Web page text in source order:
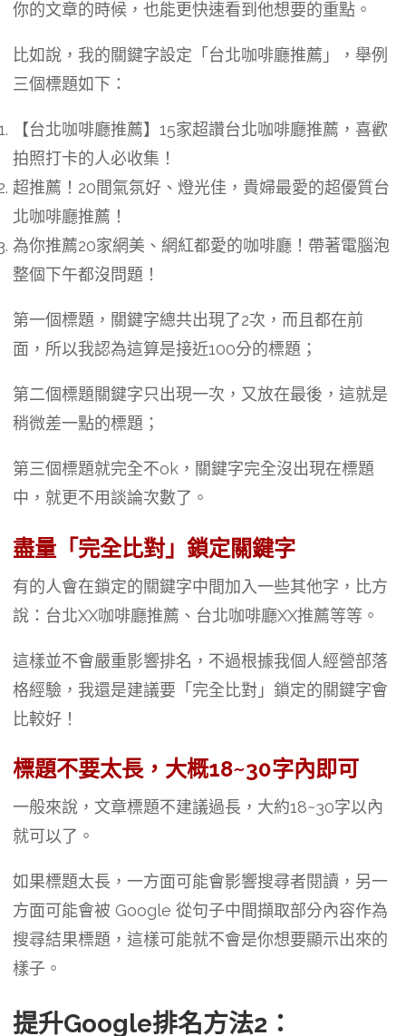
你的文章的時候，也能更快速看到他想要的重點。
比如說，我的關鍵字設定「台北咖啡廳推薦」，舉例
三個標題如下：
【台北咖啡廳推薦】15家超讚台北咖啡廳推薦，喜歡
拍照打卡的人必收集！
超推薦！20間氣氛好、燈光佳，貴婦最愛的超優質台
北咖啡廳推薦！
為你推薦20家網美、網紅都愛的咖啡廳！帶著電腦泡
整個下午都沒問題！
第一個標題，關鍵字總共出現了2次，而且都在前
面，所以我認為這算是接近100分的標題；
第二個標題關鍵字只出現一次，又放在最後，這就是
稍微差一點的標題；
第三個標題就完全不ok，關鍵字完全沒出現在標題
中，就更不用談論次數了。
盡量「完全比對」鎖定關鍵字
有的人會在鎖定的關鍵字中間加入一些其他字，比方
說：台北XX咖啡廳推薦、台北咖啡廳XX推薦等等。
這樣並不會嚴重影響排名，不過根據我個人經營部落
格經驗，我還是建議要「完全比對」鎖定的關鍵字會
比較好！
標題不要太長，大概18~30字內即可
一般來說，文章標題不建議過長，大約18~30字以內
就可以了。
如果標題太長，一方面可能會影響搜尋者閱讀，另一
方面可能會被 Google 從句子中間擷取部分內容作為
搜尋結果標題，這樣可能就不會是你想要顯示出來的
樣子。
提升Google排名方法2：